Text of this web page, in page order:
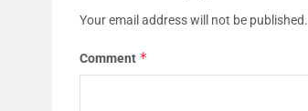
Your email address will not be published.
Comment *